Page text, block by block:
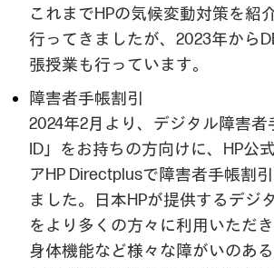
これまでHPの気候変動対策を紹
行ってきましたが、2023年から
張授業も行っています。
障害者手帳割引
2024年2月より、デジタル障害者
ID」をお持ちの方向けに、HP公
アHP Directplusで障害者手帳割
ました。日本HPが提供するデジ
をより多くの方々に利用いただき
身体機能など様々な障がいのあ